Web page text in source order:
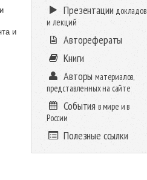
и
Презентации докладов
и лекций
Авторефераты
Книги
Авторыматериалов,
представленных на сайте
События в мире и в
России
Полезные ссылки